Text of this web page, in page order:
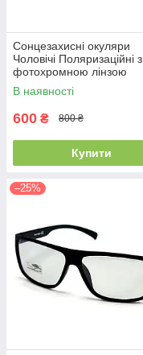
Сонцезахисні окуляри
Чоловічі Поляризаційні з
фотохромною лінзою
Polarized жовтий (325)
В наявності
600 ₴ 800 ₴
Купити
–25%